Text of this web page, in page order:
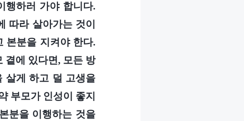
행하러 가야 합니다.
따라 살아가는 것이
본분을 지켜야 한다.
곁에 있다면, 모든 방
살게 하고 덜 고생을
부모가 인성이 좋지
분을 이행하는 것을